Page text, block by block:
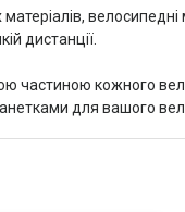
матеріалів,
дистанції.
частиною кожного
для вашого